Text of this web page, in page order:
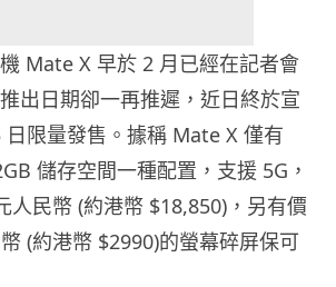
Mate X 早於 2 月已經在記者會
出日期卻一再推遲，近日終於宣
限量發售。據稱 Mate X 僅有
儲存空間一種配置，支援 5G，
人民幣 (約港幣 $18,850)，另有價
(約港幣 $2990)的螢幕碎屏保可